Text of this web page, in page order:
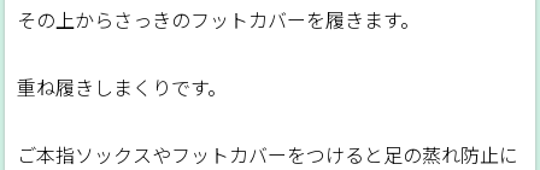
その上からさっきのフットカバーを履きます。
重ね履きしまくりです。
ご本指ソックスやフットカバーをつけると足の蒸れ防止に